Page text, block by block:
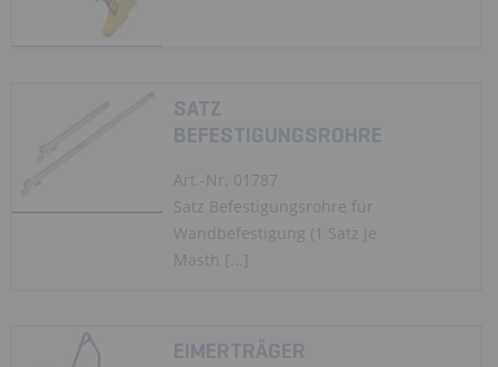
SATZ
BEFESTIGUNGSROHRE
Art.-Nr. 01787
Satz Befestigungsrohre für
Wandbefestigung (1 Satz je
Masth [...]
EIMERTRÄGER